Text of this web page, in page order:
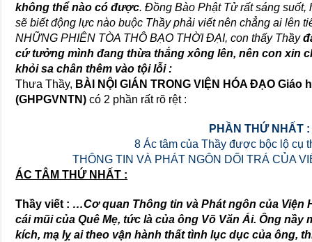
không thể nào có được. Đồng Bào Phật Tử rất sáng
sẽ biết động lực nào buộc Thầy phải viết nên chẳng ai lên
NHỮNG PHIÊN TÒA THÔ BẠO THỜI ĐẠI, con thấy Thầy
cứ tưởng mình đang thừa thắng xông lên, nên con xin
khỏi sa chân thêm vào tội lỗi :
Thưa Thầy, BÀI NỘI GIÁN TRONG VIỆN HÓA ĐẠO
(GHPGVNTN) có 2 phần rất rõ rệt :
PHẦN THỨ NHẤT :
8 Ác tâm của Thầy được bộc lộ cụ
THÔNG TIN VÀ PHÁT NGÔN DỐI TRÁ CỦA
ÁC TÂM THỨ NHẤT :
Thầy viết : …Cơ quan Thông tin và Phát ngôn của Viện
cái mũi của Quê Mẹ, tức là của ông Võ Văn Ái. Ông
kích, mạ lỵ ai theo vận hành thất tình lục dục của ông,